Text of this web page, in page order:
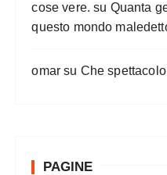
cose vere. su Quanta
questo mondo
omar su Che
PAGINE